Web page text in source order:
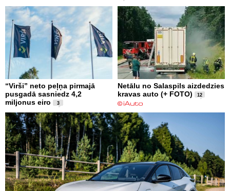
“Virši” neto peļņa pirmajā
pusgadā sasniedz 4,2
miljonus eiro
3
Netālu no Salaspils aizdedzies
kravas auto (+ FOTO)
12